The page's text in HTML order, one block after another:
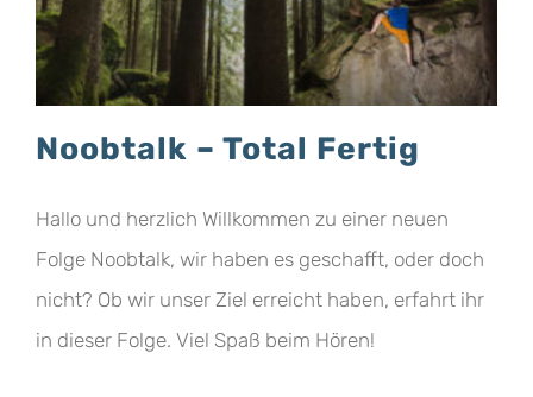
Noobtalk – Total Fertig
Hallo und herzlich Willkommen zu einer neuen
Folge Noobtalk, wir haben es geschafft, oder doch
nicht? Ob wir unser Ziel erreicht haben, erfahrt ihr
in dieser Folge. Viel Spaß beim Hören!